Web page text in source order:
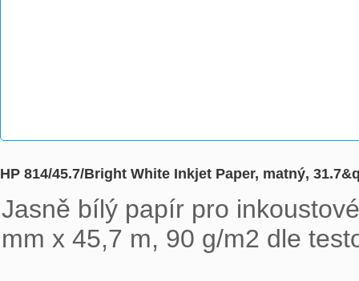
HP 814/45.7/Bright White Inkjet Paper, matný,
Jasně bílý papír pro
mm x 45,7 m, 90 g/m2 dle